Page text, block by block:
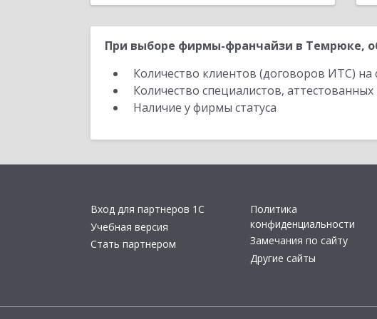
При выборе фирмы-франчайзи в Темрюке,
Количество клиентов (договоров ИТС)
Количество специалистов,
Наличие у фирмы статуса
Вход для партнеров 1С
Учебная версия
Стать партнером
Политика
конфиденциальности
Замечания по сайту
Другие сайты